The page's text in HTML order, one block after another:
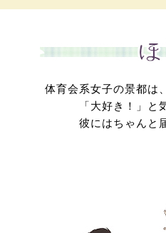
体育会系女子の景都は
「大好き！」と
彼にはちゃんと